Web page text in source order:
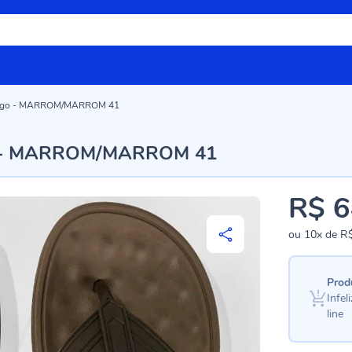
- MARROM/MARROM 41
MARROM 41
R$
ou 10xde
line